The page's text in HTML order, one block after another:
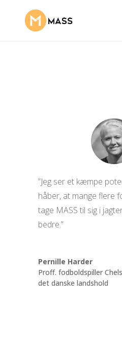
”Jeg ser et kæmpe
håber, at mange flere
tage MASS til sig i
bedre.”
Pernille Harder
Proff. fodboldspiller
det danske landshold